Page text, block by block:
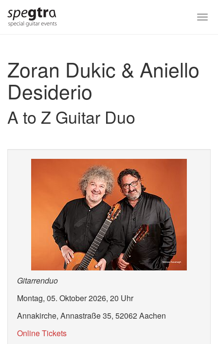
main
Zoran Dukic & Aniello
Desiderio
A to Z Guitar Duo
Gitarrenduo
Montag, 05. Oktober 2026, 20 Uhr
Annakirche, Annastraße 35, 52062 Aachen
Online Tickets